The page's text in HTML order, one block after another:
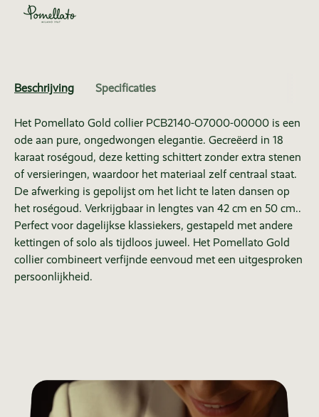
Beschrijving Specificaties
Het Pomellato Gold collier PCB2140-O7000-00000 is een
ode aan pure, ongedwongen elegantie. Gecreëerd in 18
karaat roségoud, deze ketting schittert zonder extra stenen
of versieringen, waardoor het materiaal zelf centraal staat.
De afwerking is gepolijst om het licht te laten dansen op
het roségoud. Verkrijgbaar in lengtes van 42 cm en 50 cm..
Perfect voor dagelijkse klassiekers, gestapeld met andere
kettingen of solo als tijdloos juweel. Het Pomellato Gold
collier combineert verfijnde eenvoud met een uitgesproken
persoonlijkheid.